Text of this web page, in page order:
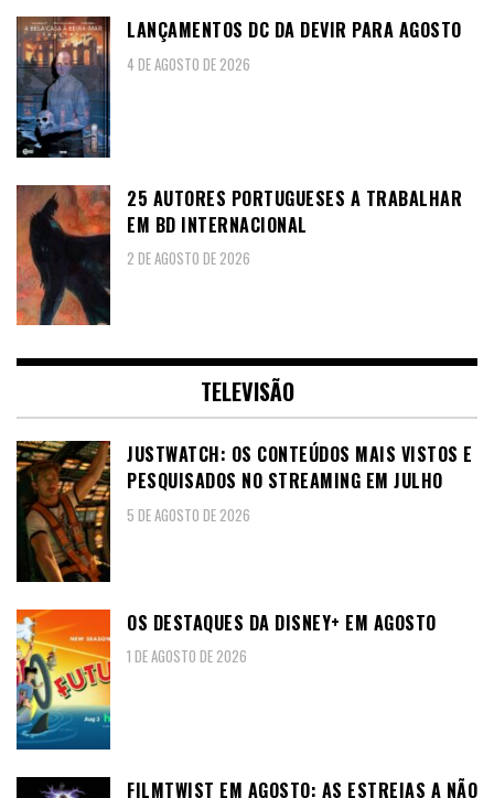
LANÇAMENTOS DC DA DEVIR PARA AGOSTO
4 DE AGOSTO DE 2026
25 AUTORES PORTUGUESES A TRABALHAR
EM BD INTERNACIONAL
2 DE AGOSTO DE 2026
TELEVISÃO
JUSTWATCH: OS CONTEÚDOS MAIS VISTOS E
PESQUISADOS NO STREAMING EM JULHO
5 DE AGOSTO DE 2026
OS DESTAQUES DA DISNEY+ EM AGOSTO
1 DE AGOSTO DE 2026
FILMTWIST EM AGOSTO: AS ESTREIAS A NÃO